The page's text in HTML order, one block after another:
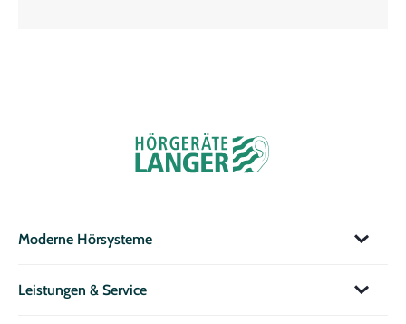
Moderne Hörsysteme
Leistungen & Service